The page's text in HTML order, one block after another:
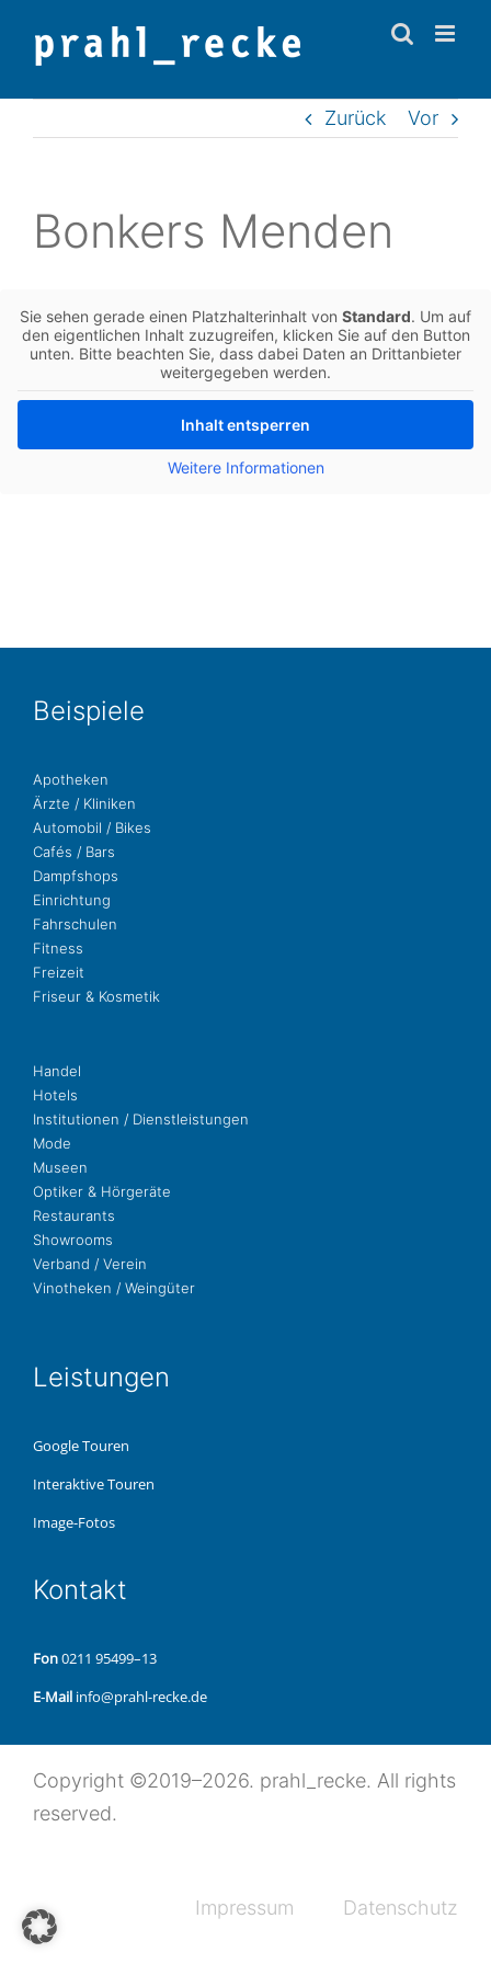
Inhalt
Zurück
Vor
Bon­kers Menden
Sie sehen gerade einen Platz­hal­ter­in­halt von Stan­dard. Um auf
den eigent­li­chen Inhalt zuzu­grei­fen, kli­cken Sie auf den Button
unten. Bitte beach­ten Sie, dass dabei Daten an Dritt­an­bie­ter
wei­ter­ge­ge­ben werden.
Inhalt ent­sper­ren
Wei­te­re Infor­ma­tio­nen
Bei­spie­le
Apo­the­ken
Ärzte / Kliniken
Auto­mo­bil / Bikes
Cafés / Bars
Dampf­shops
Ein­rich­tung
Fahr­schu­len
Fit­ness
Freizeit
Fri­seur & Kosmetik
Handel
Hotels
Insti­tu­tio­nen / Dienstleistungen
Mode
Museen
Opti­ker & Hörgeräte
Restau­rants
Show­rooms
Ver­band / Verein
Vino­the­ken / Weingüter
Leis­tun­gen
Google Touren
Inter­ak­ti­ve Touren
Image-Fotos
Kon­takt
Fon0211 95499–13
E‑Mail info@prahl-recke.de
Copy­right ©2019–2026. prahl_recke. All rights
reserved.
Impres­sum Daten­schutz